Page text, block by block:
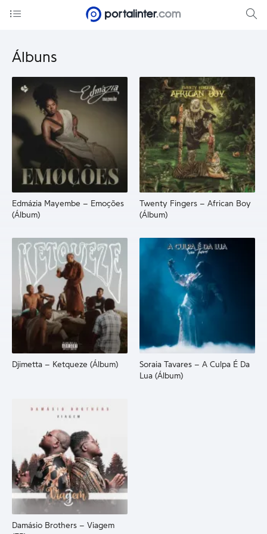
Álbuns
Edmázia Mayembe – Emoções
(Álbum)
Twenty Fingers – African Boy
(Álbum)
Djimetta – Ketqueze (Álbum)
Soraia Tavares – A Culpa É Da
Lua (Álbum)
Damásio Brothers – Viagem